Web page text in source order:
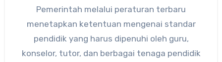
Pemerintah melalui peraturan terbaru
menetapkan ketentuan mengenai standar
pendidik yang harus dipenuhi oleh guru,
konselor, tutor, dan berbagai tenaga pendidik